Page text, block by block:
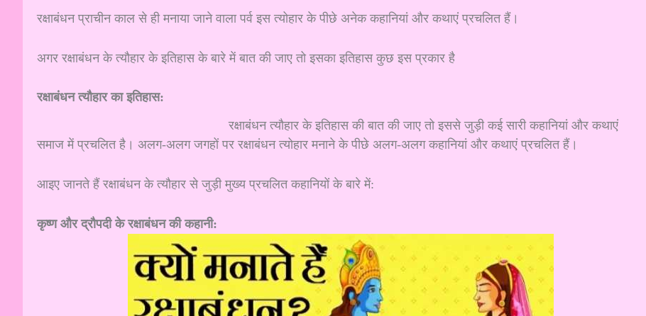
रक्षाबंधन प्राचीन काल से ही मनाया जाने वाला पर्व इस त्योहार के पीछे अनेक कहानियां और कथाएं प्रचलित हैं।
अगर रक्षाबंधन के त्यौहार के इतिहास के बारे में बात की जाए तो इसका इतिहास कुछ इस प्रकार है
रक्षाबंधन त्यौहार का इतिहास:
रक्षाबंधन त्यौहार के इतिहास की बात की जाए तो इससे जुड़ी कई सारी कहानियां और कथाएं
समाज में प्रचलित है। अलग-अलग जगहों पर रक्षाबंधन त्योहार मनाने के पीछे अलग-अलग कहानियां और कथाएं प्रचलित हैं।
आइए जानते हैं रक्षाबंधन के त्यौहार से जुड़ी मुख्य प्रचलित कहानियों के बारे में:
कृष्ण और द्रौपदी के रक्षाबंधन की कहानी: